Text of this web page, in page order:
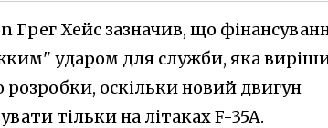
Хейс зазначив, що
ударом для служби, яка
розробки, оскільки новий двигун
тільки на літаках F-35A.